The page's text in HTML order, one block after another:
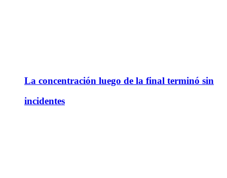
La concentración luego de la final terminó sin
incidentes